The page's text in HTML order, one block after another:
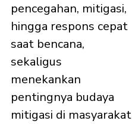
pencegahan, mitigasi,
hingga respons cepat
saat bencana,
sekaligus
menekankan
pentingnya budaya
mitigasi di masyarakat